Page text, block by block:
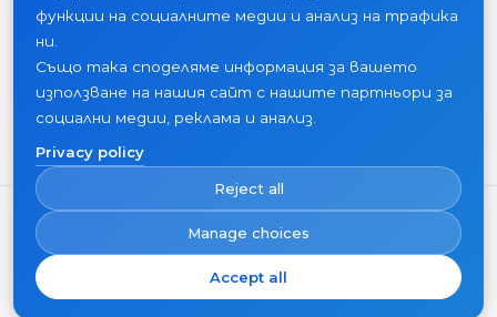
Новини
Контакти
Къде да купите
функции на социалните медии и анализ на трафика
ни.
Също така споделяме информация за вашето
използване на нашия сайт с нашите партньори за
социални медии, реклама и анализ.
Privacy policy
Reject all
Manage choices
Accept all